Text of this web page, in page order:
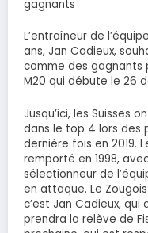
gagnants
L’entraîneur de
ans, Jan Cadieux,
comme des gagnants
M20 qui débute le 26
Jusqu’ici, les Suisses
dans le top 4 lors des
dernière fois en 2019.
remporté en 1998,
sélectionneur de
en attaque. Le
c’est Jan Cadieux,
prendra la relève de